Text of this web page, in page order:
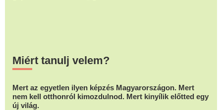
Miért tanulj velem?
Mert az egyetlen ilyen képzés Magyarországon. Mert
nem kell otthonról kimozdulnod. Mert kinyílik előtted egy
új világ.